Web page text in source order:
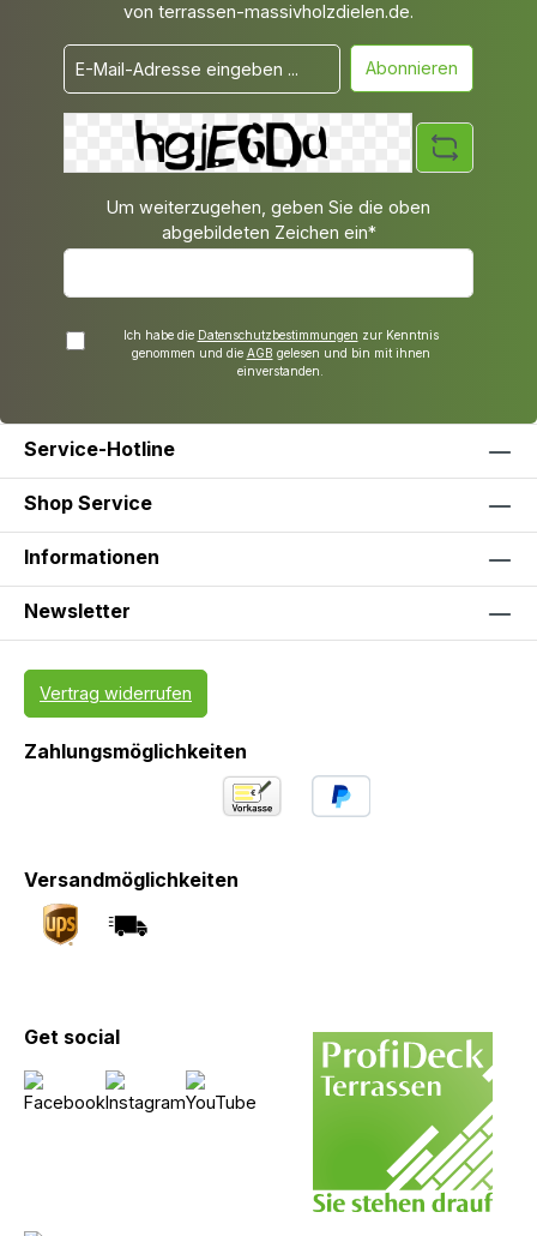
von terrassen-massivholzdielen.de.
Abonnieren
Um weiterzugehen, geben Sie die oben
abgebildeten Zeichen ein*
Ich habe die Datenschutzbestimmungen zur Kenntnis
genommen und die AGB gelesen und bin mit ihnen
einverstanden.
Service-Hotline
Shop Service
Informationen
Newsletter
Vertrag widerrufen
Zahlungsmöglichkeiten
Versandmöglichkeiten
Get social